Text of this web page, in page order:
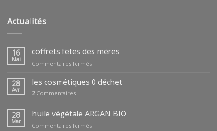
Actualités
16
Mai
coffrets fêtes des mères
Commentaires ferméssur
fêtes
28
Avr
les cosmétiques 0 déchet
2Commentaires
28
Mar
huile végétale ARGAN BIO
Commentaires ferméssur